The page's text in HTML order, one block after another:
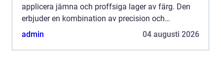
applicera jämna och proffsiga lager av färg. Den
erbjuder en kombination av precision och
effektivitet som få andra metoder ka...
admin 04 augusti 2026